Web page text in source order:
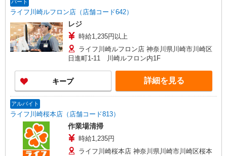
パート
ライフ川崎ルフロン店（店舗コード642）
レジ
時給1,235円以上
ライフ川崎ルフロン店 神奈川県川崎市川崎区
日進町1-11 川崎ルフロン内1F
キープ 詳細を見る
アルバイト
ライフ川崎桜本店（店舗コード813）
作業場清掃
時給1,235円
ライフ川崎桜本店 神奈川県川崎市川崎区桜本